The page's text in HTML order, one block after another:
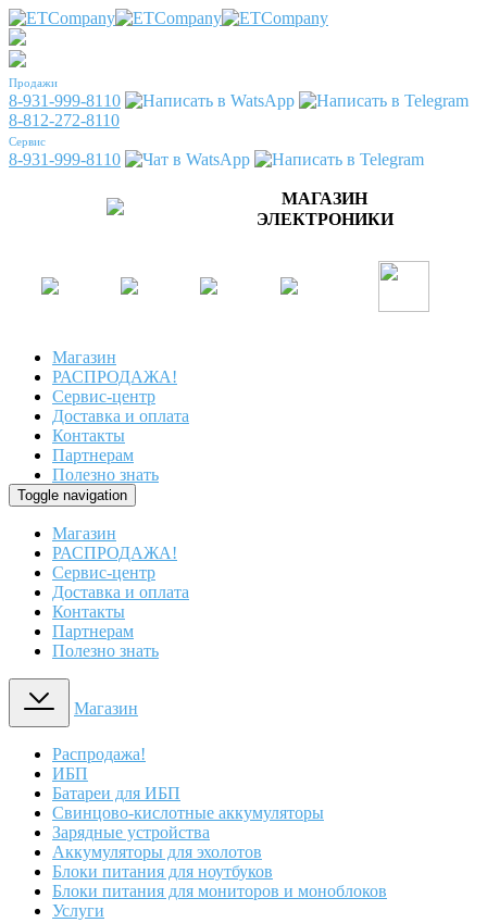
Продажи
8-931-999-8110
8-812-272-8110
Сервис
8-931-999-8110
МАГАЗИН
ЭЛЕКТРОНИКИ
Магазин
РАСПРОДАЖА!
Сервис-центр
Доставка и оплата
Контакты
Партнерам
Полезно знать
Toggle navigation
Магазин
РАСПРОДАЖА!
Сервис-центр
Доставка и оплата
Контакты
Партнерам
Полезно знать
Магазин
Распродажа!
ИБП
Батареи для ИБП
Свинцово-кислотные аккумуляторы
Зарядные устройства
Аккумуляторы для эхолотов
Блоки питания для ноутбуков
Блоки питания для мониторов и моноблоков
Услуги